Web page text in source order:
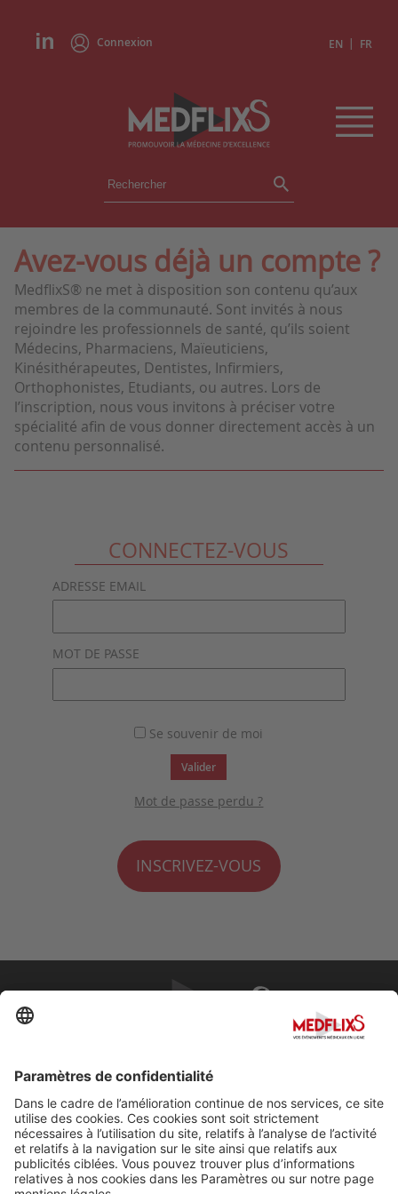
Connexion EN | FR
ÉVÉNEMENTS
INSTITUTIONS
ACADÉMIES
EXPERTS
REVUES DE PRESSE
CONGRÈS EN RÉSUMÉ
Avez-vous déjà un compte ?
MedflixS® ne met à disposition son contenu qu’aux
membres de la communauté. Sont invités à nous
rejoindre les professionnels de santé, qu’ils soient
Médecins, Pharmaciens, Maïeuticiens,
Kinésithérapeutes, Dentistes, Infirmiers,
Orthophonistes, Etudiants, ou autres. Lors de
l’inscription, nous vous invitons à préciser votre
spécialité afin de vous donner directement accès à un
contenu personnalisé.
CONNECTEZ-VOUS
ADRESSE EMAIL
MOT DE PASSE
Se souvenir de moi
Valider
Mot de passe perdu ?
INSCRIVEZ-VOUS
À propos de MedflixS®
Aide
Contact
Mentions légales